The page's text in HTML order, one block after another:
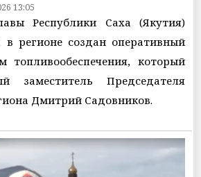
13:05
Республики Саха (Якутия)
в регионе создан оперативный
топливообеспечения, который
заместитель Председателя
Дмитрий Садовников.